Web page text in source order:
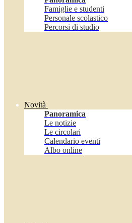
Famiglie e studenti
Personale scolastico
Percorsi di studio
Novità
Panoramica
Le notizie
Le circolari
Calendario eventi
Albo online